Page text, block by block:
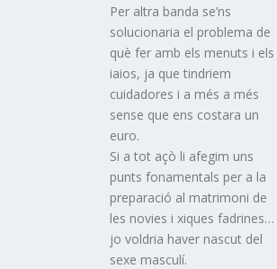
Per altra banda se’ns
solucionaria el problema de
què fer amb els menuts i els
iaios, ja que tindriem
cuidadores i a més a més
sense que ens costara un
euro.
Si a tot açò li afegim uns
punts fonamentals per a la
preparació al matrimoni de
les novies i xiques fadrines…
jo voldria haver nascut del
sexe masculí.